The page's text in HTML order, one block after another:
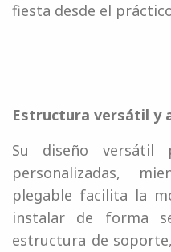
fiesta desde el
Estructura versátil y
Su diseño versátil
personalizadas,
plegable facilita la
instalar de forma
estructura de